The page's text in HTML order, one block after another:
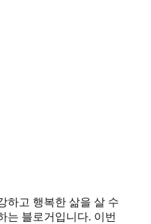
하고 행복한 삶을 살 수
는 블로거입니다. 이번